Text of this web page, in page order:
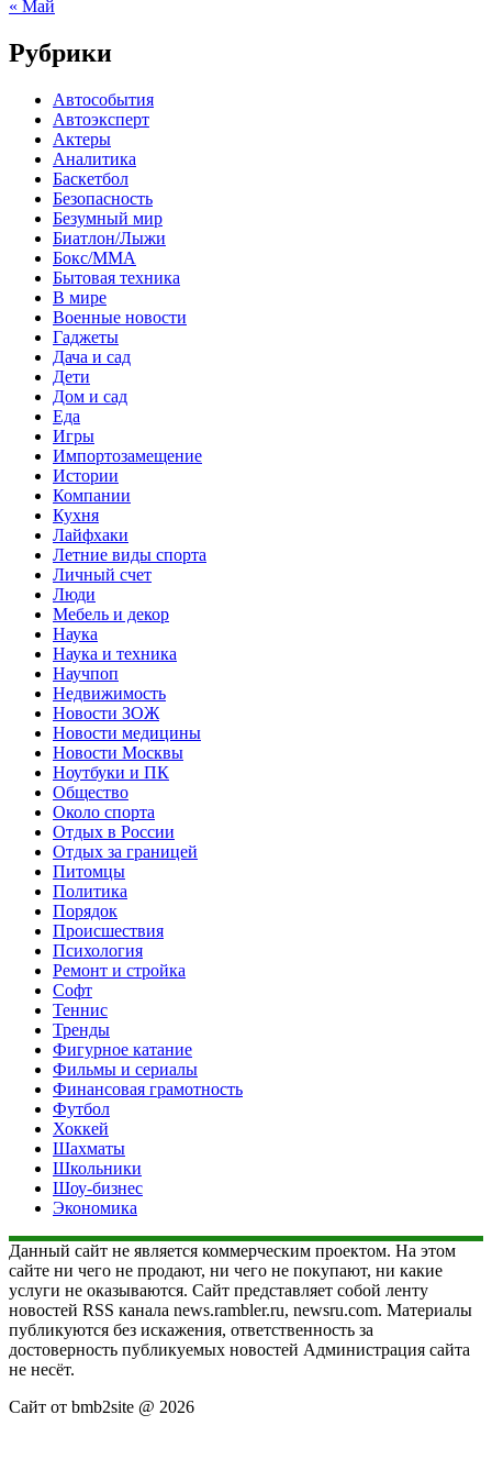
« Май
Рубрики
Автособытия
Автоэксперт
Актеры
Аналитика
Баскетбол
Безопасность
Безумный мир
Биатлон/Лыжи
Бокс/MMA
Бытовая техника
В мире
Военные новости
Гаджеты
Дача и сад
Дети
Дом и сад
Еда
Игры
Импортозамещение
Истории
Компании
Кухня
Лайфхаки
Летние виды спорта
Личный счет
Люди
Мебель и декор
Наука
Наука и техника
Научпоп
Недвижимость
Новости ЗОЖ
Новости медицины
Новости Москвы
Ноутбуки и ПК
Общество
Около спорта
Отдых в России
Отдых за границей
Питомцы
Политика
Порядок
Происшествия
Психология
Ремонт и стройка
Софт
Теннис
Тренды
Фигурное катание
Фильмы и сериалы
Финансовая грамотность
Футбол
Хоккей
Шахматы
Школьники
Шоу-бизнес
Экономика
Данный сайт не является коммерческим проектом. На этом
сайте ни чего не продают, ни чего не покупают, ни какие
услуги не оказываются. Сайт представляет собой ленту
новостей RSS канала news.rambler.ru, newsru.com. Материалы
публикуются без искажения, ответственность за
достоверность публикуемых новостей Администрация сайта
не несёт.
Сайт от bmb2site @ 2026